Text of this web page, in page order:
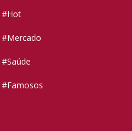
#Hot
#Mercado
#Saúde
#Famosos